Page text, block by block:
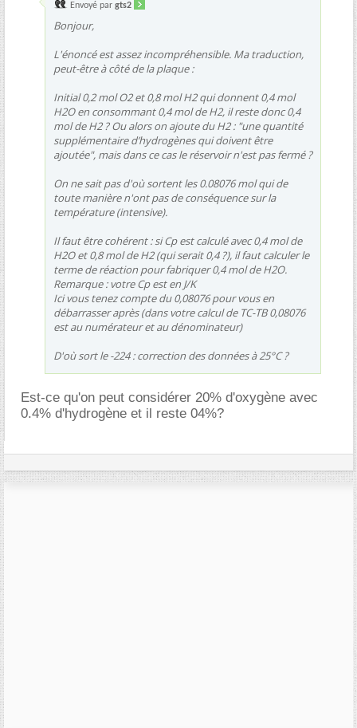
Envoyé par gts2
Bonjour,
L'énoncé est assez incompréhensible. Ma traduction,
peut-être à côté de la plaque :
Initial 0,2 mol O2 et 0,8 mol H2 qui donnent 0,4 mol
H2O en consommant 0,4 mol de H2, il reste donc 0,4
mol de H2 ? Ou alors on ajoute du H2 : "une quantité
supplémentaire d’hydrogènes qui doivent être
ajoutée", mais dans ce cas le réservoir n'est pas fermé ?
On ne sait pas d'où sortent les 0.08076 mol qui de
toute manière n'ont pas de conséquence sur la
température (intensive).
Il faut être cohérent : si Cp est calculé avec 0,4 mol de
H2O et 0,8 mol de H2 (qui serait 0,4 ?), il faut calculer le
terme de réaction pour fabriquer 0,4 mol de H2O.
Remarque : votre Cp est en J/K
Ici vous tenez compte du 0,08076 pour vous en
débarrasser après (dans votre calcul de TC-TB 0,08076
est au numérateur et au dénominateur)
D'où sort le -224 : correction des données à 25°C ?
Est-ce qu'on peut considérer 20% d'oxygène avec
0.4% d'hydrogène et il reste 04%?